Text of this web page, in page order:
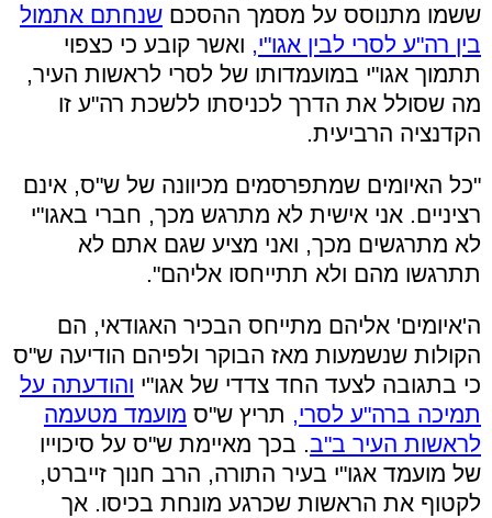
ששמו מתנוסס על מסמך ההסכם שנחתם אתמול
בין רה"ע לסרי לבין אגו"י, ואשר קובע כי כצפוי
תתמוך אגו"י במועמדותו של לסרי לראשות העיר,
מה שסולל את הדרך לכניסתו ללשכת רה"ע זו
הקדנציה הרביעית.
"כל האיומים שמתפרסמים מכיוונה של ש"ס, אינם
רציניים. אני אישית לא מתרגש מכך, חברי באגו"י
לא מתרגשים מכך, ואני מציע שגם אתם לא
תתרגשו מהם ולא תתייחסו אליהם".
ה'איומים' אליהם מתייחס הבכיר האגודאי, הם
הקולות שנשמעות מאז הבוקר ולפיהם הודיעה ש"ס
כי בתגובה לצעד החד צדדי של אגו"י והודעתה על
תמיכה ברה"ע לסרי, תריץ ש"ס מועמד מטעמה
לראשות העיר ב"ב. בכך מאיימת ש"ס על סיכוייו
של מועמד אגו"י בעיר התורה, הרב חנוך זייברט,
לקטוף את הראשות שכרגע מונחת בכיסו. אך